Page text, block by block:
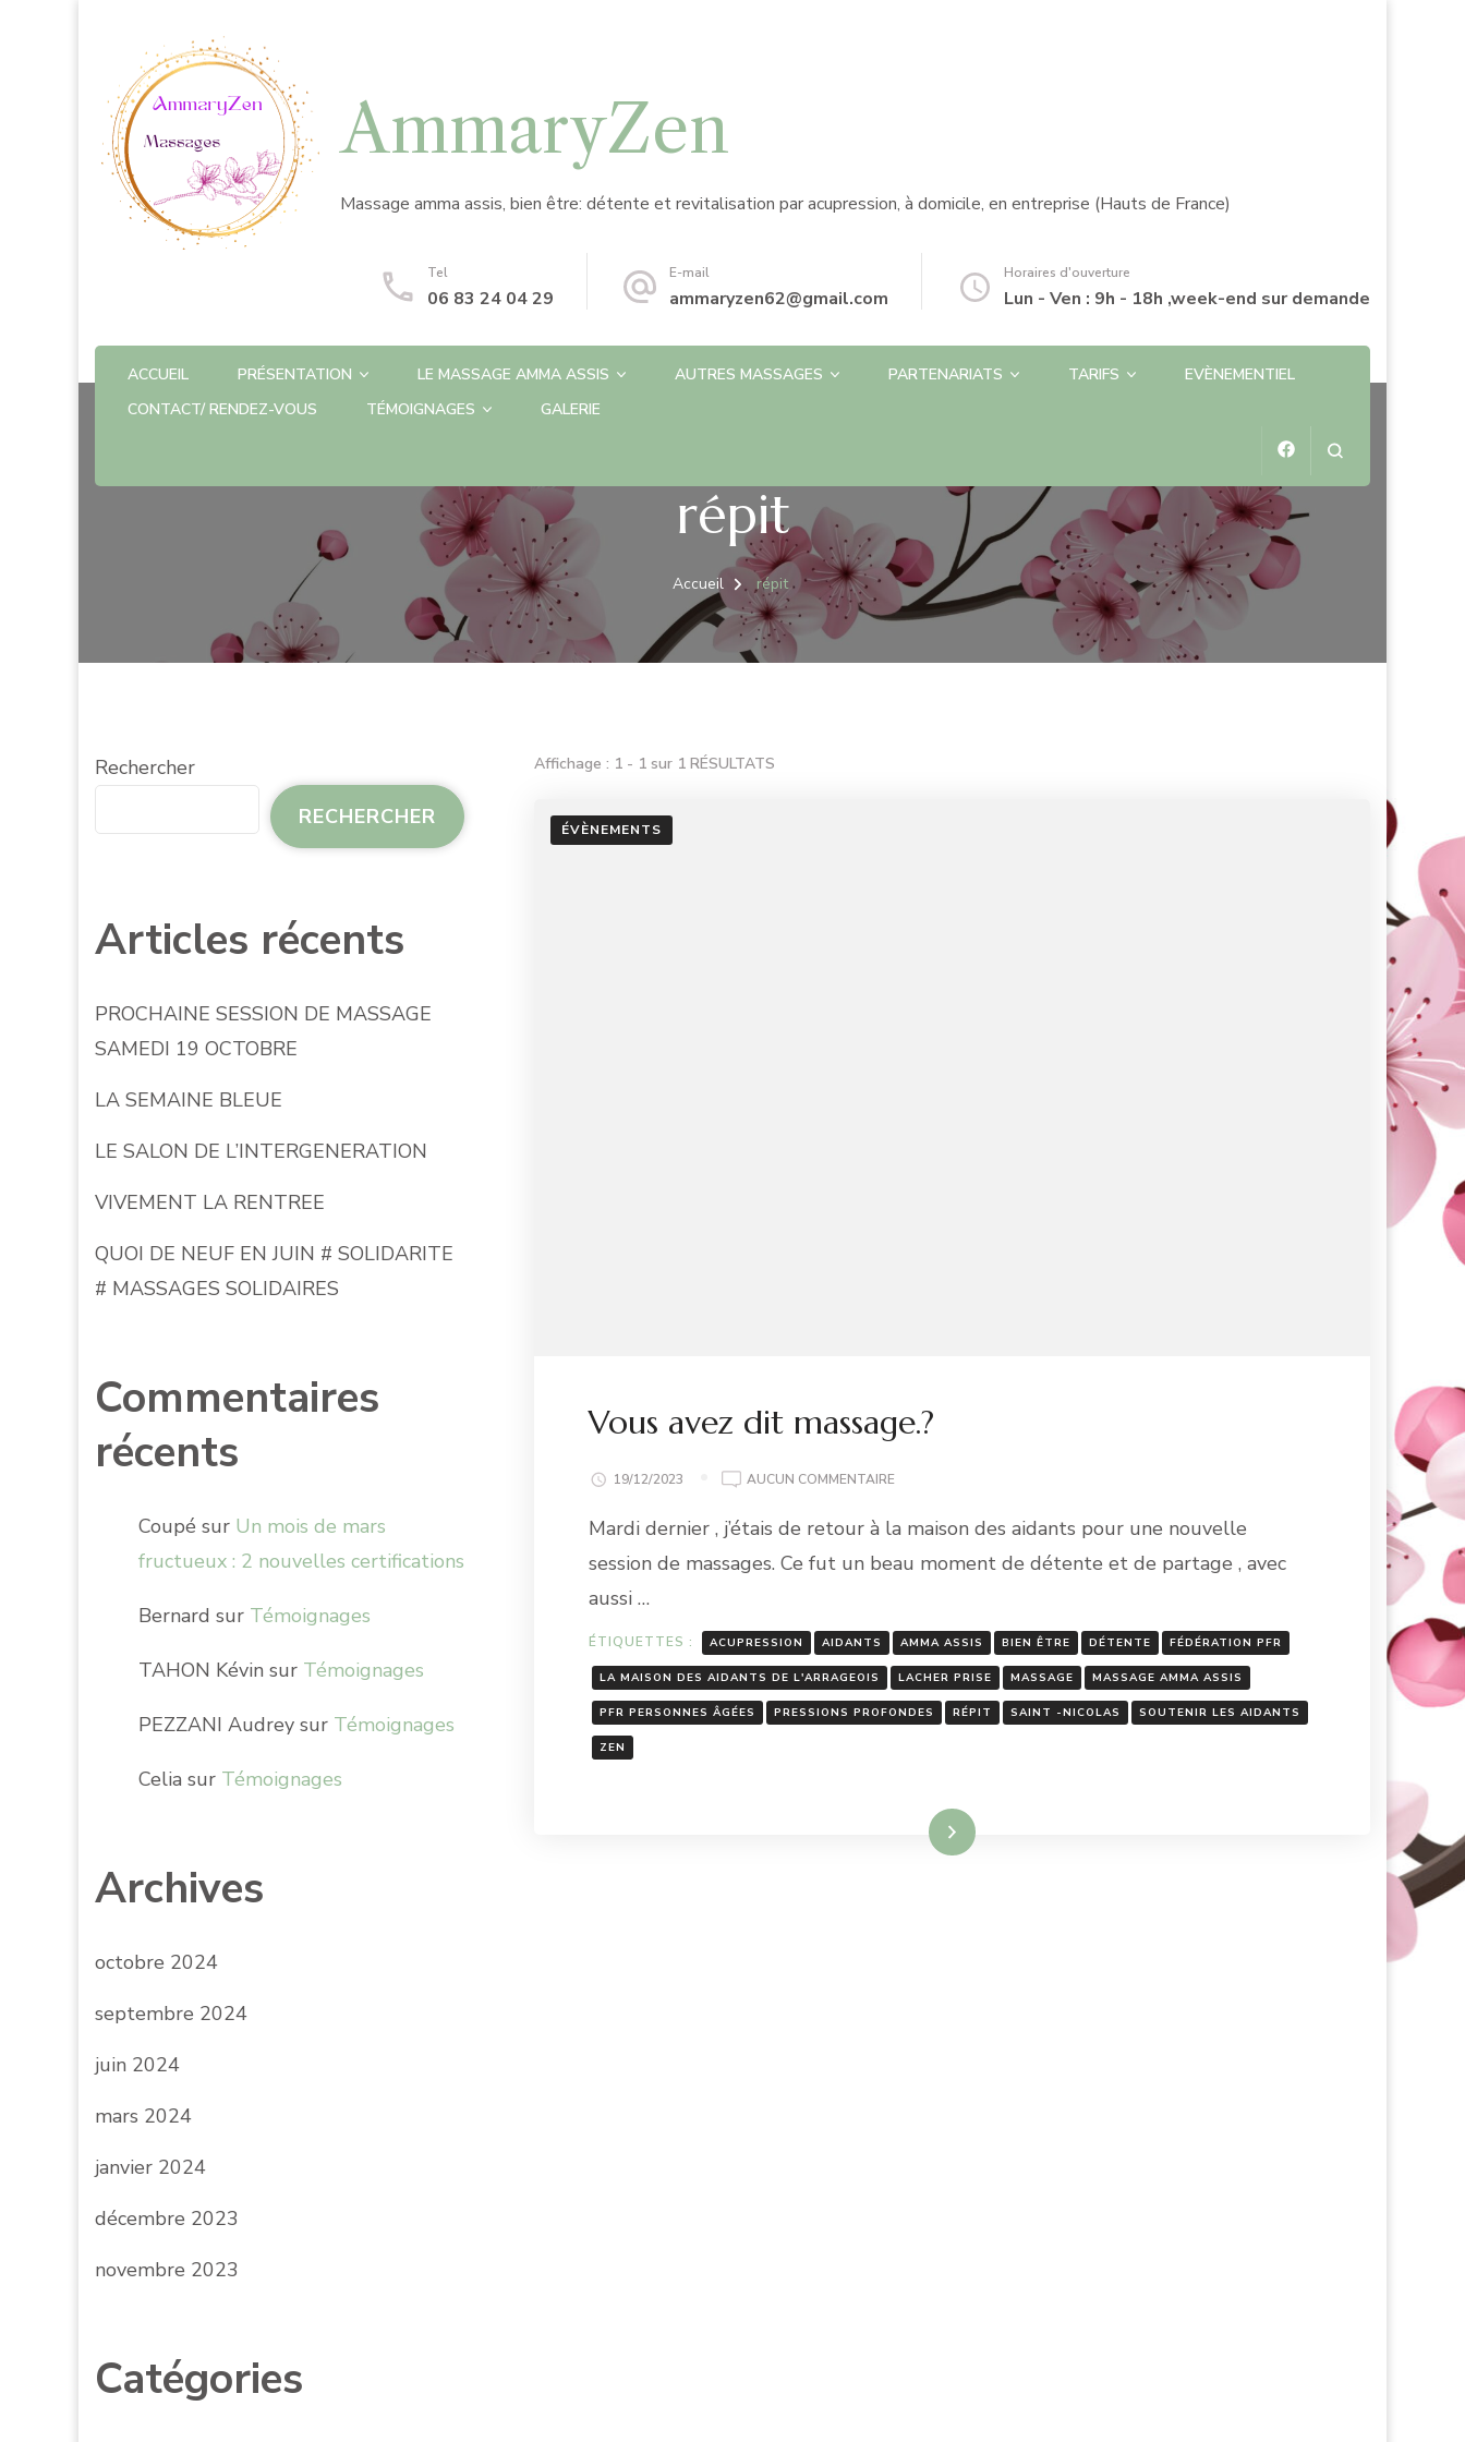
AmmaryZen
Massage amma assis, bien être: détente et revitalisation par acupression, à domicile, en entreprise (Hauts de France)
Tel
06 83 24 04 29
E-mail
ammaryzen62@gmail.com
Horaires d'ouverture
Lun - Ven : 9h - 18h ,week-end sur demande
ACCUEIL PRÉSENTATION LE MASSAGE AMMA ASSIS AUTRES MASSAGES PARTENARIATS TARIFS
EVÈNEMENTIEL
CONTACT/ RENDEZ-VOUS
TÉMOIGNAGES GALERIE
répit
Accueil répit
Affichage : 1 - 1 sur 1 RÉSULTATS
ÉVÈNEMENTS
Vous avez dit massage.?
19/12/2023 AUCUN COMMENTAIREVOUS
DIT
Mardi dernier , j’étais de retour à la maison des aidants pour une nouvelle
session de massages. Ce fut un beau moment de détente et de partage , avec
aussi …
ÉTIQUETTES : ACUPRESSION AIDANTS AMMA ASSIS BIEN ÊTRE DÉTENTE FÉDÉRATION PFR
LA MAISON DES AIDANTS DE L'ARRAGEOIS LACHER PRISE MASSAGE MASSAGE AMMA ASSIS
PFR PERSONNES ÂGÉES PRESSIONS PROFONDES RÉPIT SAINT -NICOLAS SOUTENIR LES AIDANTS
ZEN
Lire la suite
Rechercher
RECHERCHER
Articles récents
PROCHAINE SESSION DE MASSAGE
SAMEDI 19 OCTOBRE
LA SEMAINE BLEUE
LE SALON DE L’INTERGENERATION
VIVEMENT LA RENTREE
QUOI DE NEUF EN JUIN # SOLIDARITE
# MASSAGES SOLIDAIRES
Commentaires
récents
Coupé sur Un mois de mars
fructueux : 2 nouvelles certifications
Bernard sur Témoignages
TAHON Kévin sur Témoignages
PEZZANI Audrey sur Témoignages
Celia sur Témoignages
Archives
octobre 2024
septembre 2024
juin 2024
mars 2024
janvier 2024
décembre 2023
novembre 2023
Catégories